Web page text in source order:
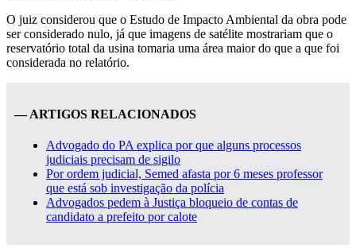
O juiz considerou que o Estudo de Impacto Ambiental da obra pode
ser considerado nulo, já que imagens de satélite mostrariam que o
reservatório total da usina tomaria uma área maior do que a que foi
considerada no relatório.
— ARTIGOS RELACIONADOS
Advogado do PA explica por que alguns processos
judiciais precisam de sigilo
Por ordem judicial, Semed afasta por 6 meses professor
que está sob investigação da polícia
Advogados pedem à Justiça bloqueio de contas de
candidato a prefeito por calote